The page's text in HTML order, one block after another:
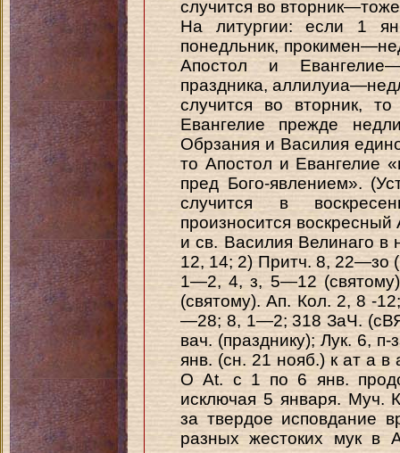
случится во
На литургии: если 1
понедльник,
Апостол и
праздника,
случится во вторник,
Евангелие прежде
Обрзания и Василия
то Апостол и Евангелие
пред Бого-явлением».
случится в
произносится
и св. Василия Велинаго
12, 14; 2) Притч. 8, 22—зо
1—2, 4, з, 5—12
(святому). Ап. Кол. 2, 8 -
—28; 8, 1—2; 318 ЗаЧ.
вач. (празднику); Лук. 6,
янв. (сн. 21 нояб.) к ат а
О At. с 1 по 6 янв.
исключая 5 января. Муч.
за твердое исповдание
разных жестоких мук в